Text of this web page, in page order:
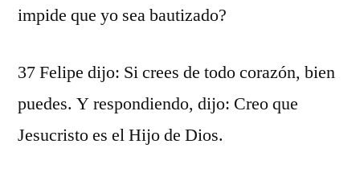
impide que yo sea bautizado?
37 Felipe dijo: Si crees de todo corazón, bien
puedes. Y respondiendo, dijo: Creo que
Jesucristo es el Hijo de Dios.